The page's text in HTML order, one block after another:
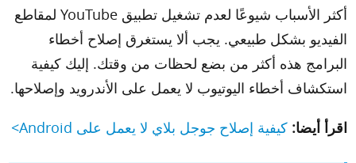
أكثر الأسباب شيوعًا لعدم تشغيل تطبيق YouTube لمقاطع
الفيديو بشكل طبيعي. يجب ألا يستغرق إصلاح أخطاء
البرامج هذه أكثر من بضع لحظات من وقتك. إليك كيفية
استكشاف أخطاء اليوتيوب لا يعمل على الأندرويد ​وإصلاحها.
اقرأ أيضا: كيفية إصلاح جوجل بلاي لا يعمل على Android>